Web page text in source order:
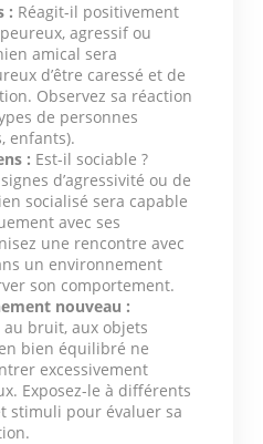
: Réagit-il positivement
agressif ou
amical sera
d’être caressé et de
Observez sa réaction
de personnes
enfants).
: Est-il sociable ?
d’agressivité ou de
socialisé sera capable
avec ses
une rencontre avec
un environnement
son comportement.
nouveau :
bruit, aux objets
bien équilibré ne
excessivement
Exposez-le à différents
stimuli pour évaluer sa